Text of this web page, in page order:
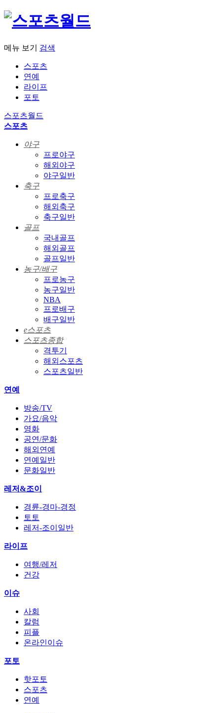
메뉴 보기 검색
스포츠
연예
라이프
포토
스포츠월드
스포츠
야구
프로야구
해외야구
야구일반
축구
프로축구
해외축구
축구일반
골프
국내골프
해외골프
골프일반
농구/배구
프로농구
농구일반
NBA
프로배구
배구일반
e스포츠
스포츠종합
격투기
해외스포츠
스포츠일반
연예
방송/TV
가요/음악
영화
공연/문화
해외연예
연예일반
문화일반
레저&조이
경륜-경마-경정
토토
레저-조이일반
라이프
여행/레저
건강
이슈
사회
칼럼
피플
온라인이슈
포토
핫포토
스포츠
연예